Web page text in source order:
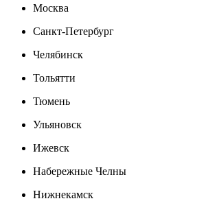
Москва
Санкт-Петербург
Челябинск
Тольятти
Тюмень
Ульяновск
Ижевск
Набережные Челны
Нижнекамск